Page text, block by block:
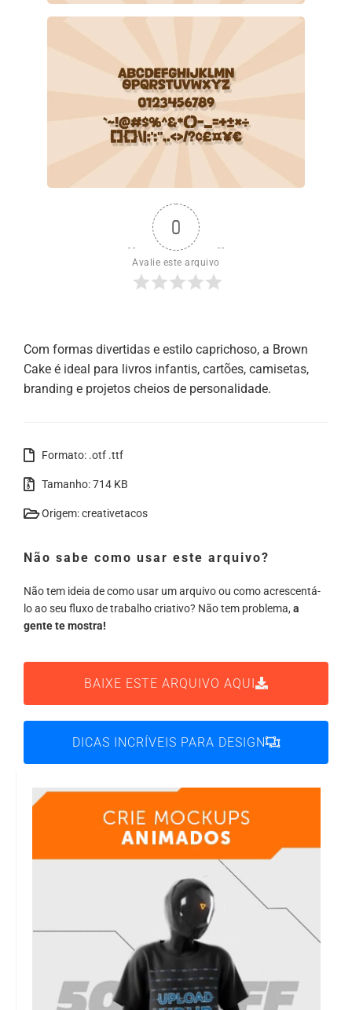
0
Avalie este arquivo
Com formas divertidas e estilo caprichoso, a Brown
Cake é ideal para livros infantis, cartões, camisetas,
branding e projetos cheios de personalidade.
Formato: .otf .ttf
Tamanho: 714 KB
Origem: creativetacos
Não sabe como usar este arquivo?
Não tem ideia de como usar um arquivo ou como acrescentá-
lo ao seu fluxo de trabalho criativo? Não tem problema, a
gente te mostra!
BAIXE ESTE ARQUIVO AQUI
DICAS INCRÍVEIS PARA DESIGN